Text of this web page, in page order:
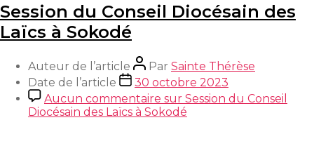
Session du Conseil Diocésain des
Laïcs à Sokodé
Auteur de l’article Par Sainte Thérèse
Date de l’article
30 octobre 2023
Aucun commentaire sur Session du Conseil
Diocésain des Laïcs à Sokodé